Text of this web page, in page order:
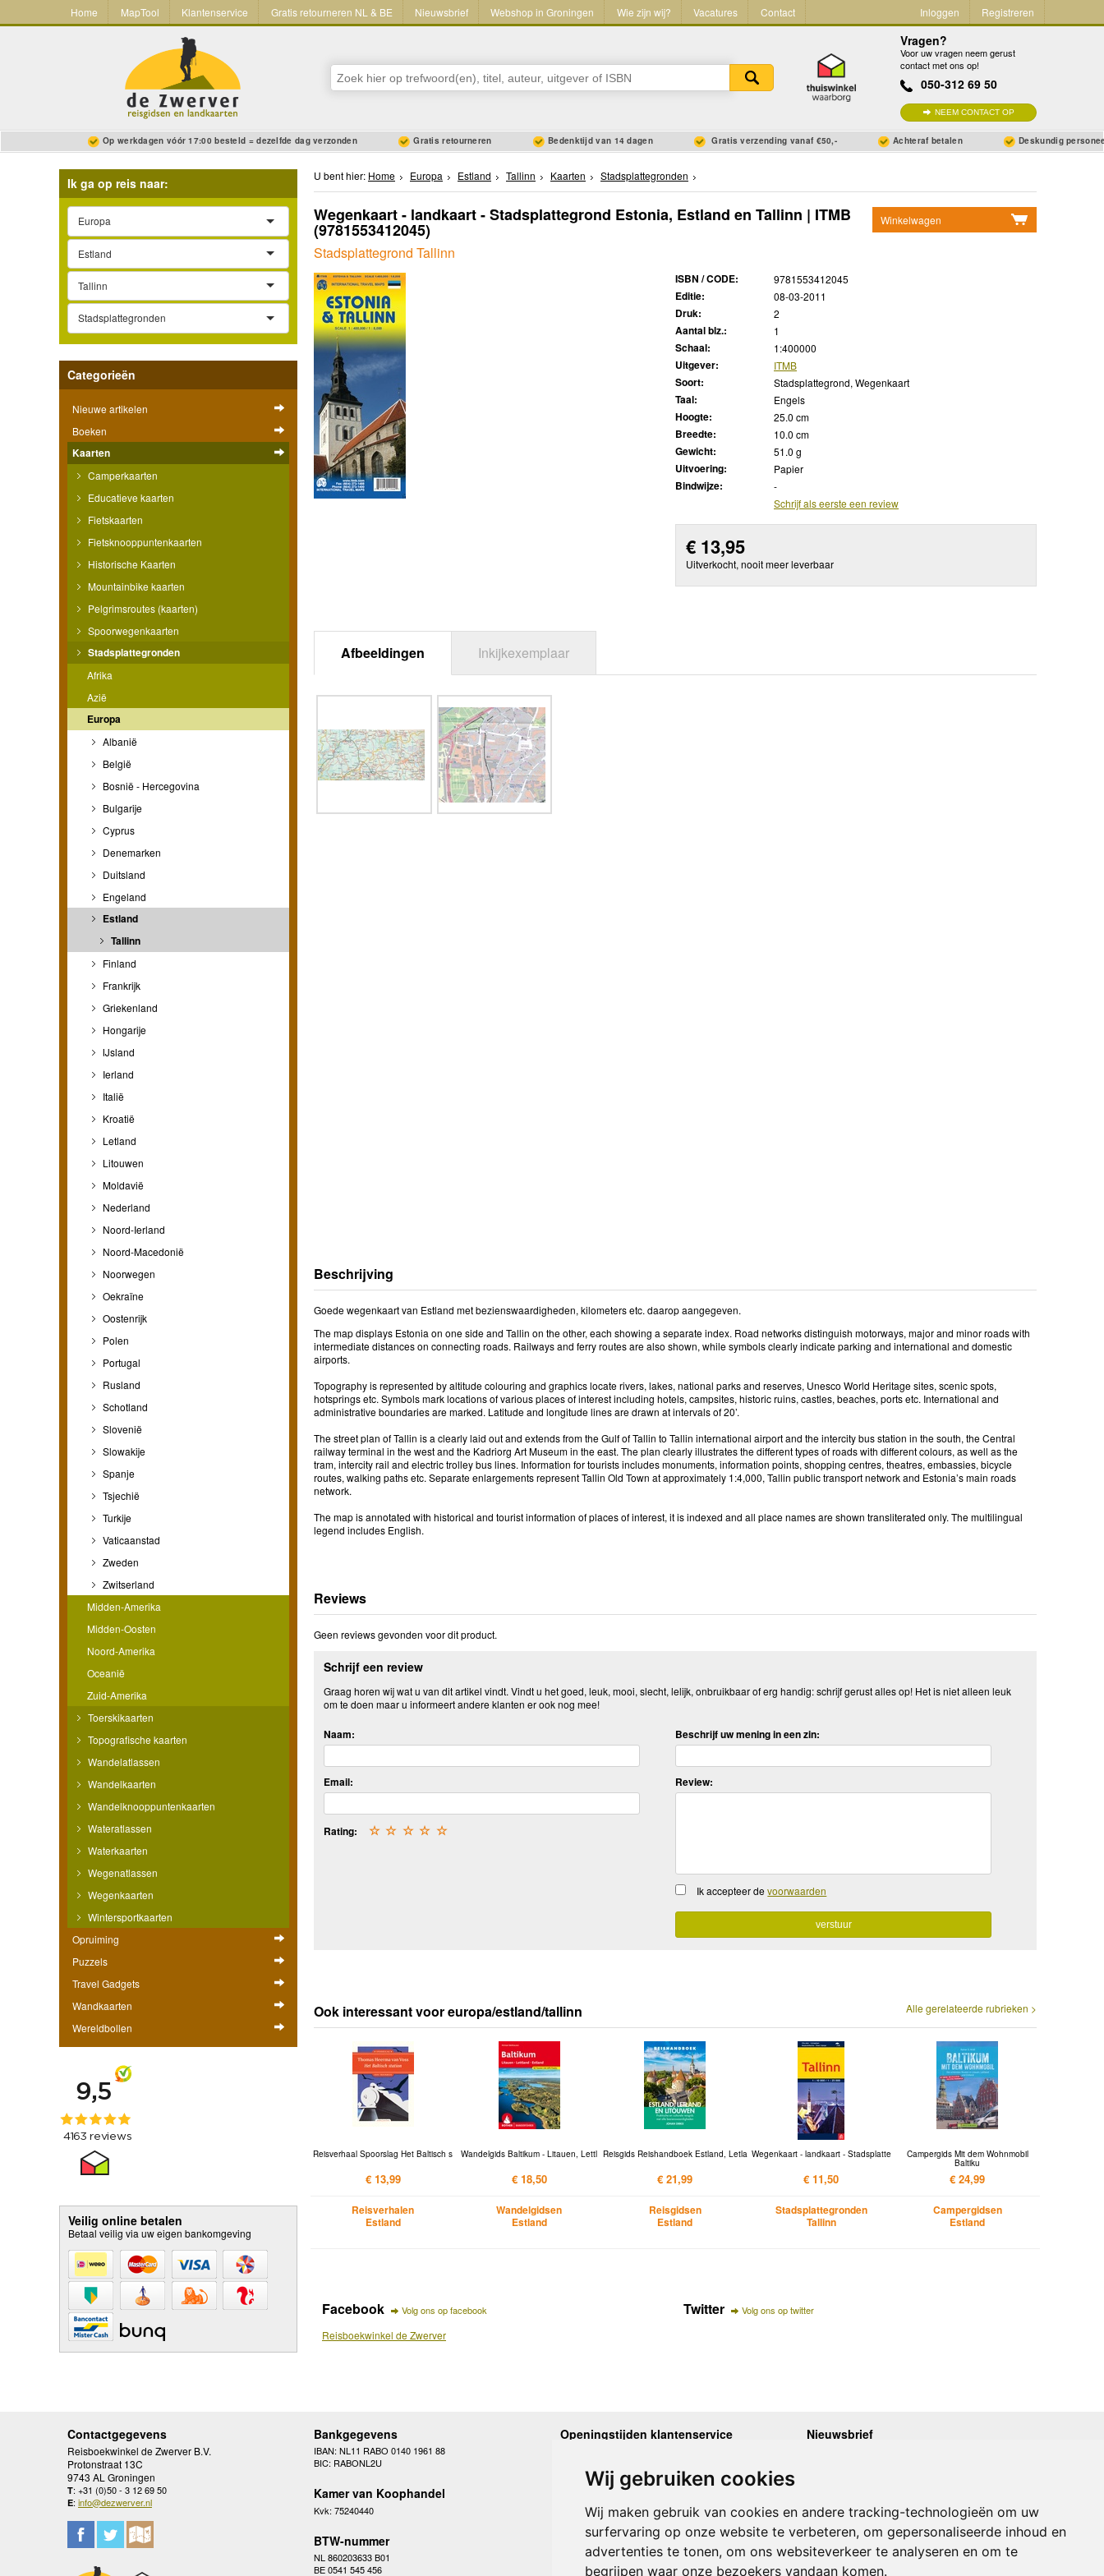
Wij gebruiken cookies
Wij maken gebruik van cookies en andere tracking-technologieën om uw
surfervaring op onze website te verbeteren, om gepersonaliseerde inhoud en
advertenties te tonen, om ons websiteverkeer te analyseren en om te
begrijpen waar onze bezoekers vandaan komen.
Home MapTool Klantenservice Gratis retourneren NL & BE Nieuwsbrief Webshop in Groningen Wie zijn wij? Vacatures Contact Inloggen Registreren
Vragen?
Voor uw vragen neem gerust
contact met ons op!
050-312 69 50
NEEM CONTACT OP
Op werkdagen vóór 17:00 besteld = dezelfde dag verzonden Gratis retourneren Bedenktijd van 14 dagen Gratis verzending vanaf €50,- Achteraf betalen Deskundig
Ik ga op reis naar:
Europa
Estland
Tallinn
Stadsplattegronden
Categorieën
Nieuwe artikelen
Boeken
Kaarten
Camperkaarten
Educatieve kaarten
Fietskaarten
Fietsknooppuntenkaarten
Historische Kaarten
Mountainbike kaarten
Pelgrimsroutes (kaarten)
Spoorwegenkaarten
Stadsplattegronden
Afrika
Azië
Europa
Albanië
België
Bosnië - Hercegovina
Bulgarije
Cyprus
Denemarken
Duitsland
Engeland
Estland
Tallinn
Finland
Frankrijk
Griekenland
Hongarije
IJsland
Ierland
Italië
Kroatië
Letland
Litouwen
Moldavië
Nederland
Noord-Ierland
Noord-Macedonië
Noorwegen
Oekraïne
Oostenrijk
Polen
Portugal
Rusland
Schotland
Slovenië
Slowakije
Spanje
Tsjechië
Turkije
Vaticaanstad
Zweden
Zwitserland
Midden-Amerika
Midden-Oosten
Noord-Amerika
Oceanië
Zuid-Amerika
Toerskikaarten
Topografische kaarten
Wandelatlassen
Wandelkaarten
Wandelknooppuntenkaarten
Wateratlassen
Waterkaarten
Wegenatlassen
Wegenkaarten
Wintersportkaarten
Opruiming
Puzzels
Travel Gadgets
Wandkaarten
Wereldbollen
Veilig online betalen
Betaal veilig via uw eigen bankomgeving
U bent hier: Home Europa Estland Tallinn Kaarten Stadsplattegronden
Winkelwagen
Wegenkaart - landkaart - Stadsplattegrond Estonia, Estland en Tallinn | ITMB
(9781553412045)
Stadsplattegrond Tallinn
ISBN / CODE: 9781553412045
Editie: 08-03-2011
Druk: 2
Aantal blz.: 1
Schaal: 1:400000
Uitgever: ITMB
Soort: Stadsplattegrond, Wegenkaart
Taal: Engels
Hoogte: 25.0 cm
Breedte: 10.0 cm
Gewicht: 51.0 g
Uitvoering: Papier
Bindwijze:
-
Schrijf als eerste een review
€ 13,95
Uitverkocht, nooit meer leverbaar
Afbeeldingen Inkijkexemplaar
Beschrijving
Goede wegenkaart van Estland met bezienswaardigheden, kilometers etc. daarop aangegeven.
The map displays Estonia on one side and Tallin on the other, each showing a separate index. Road networks distinguish motorways, major and minor roads with
intermediate distances on connecting roads. Railways and ferry routes are also shown, while symbols clearly indicate parking and international and domestic
airports.
Topography is represented by altitude colouring and graphics locate rivers, lakes, national parks and reserves, Unesco World Heritage sites, scenic spots,
hotsprings etc. Symbols mark locations of various places of interest including hotels, campsites, historic ruins, castles, beaches, ports etc. International and
administrative boundaries are marked. Latitude and longitude lines are drawn at intervals of 20’.
The street plan of Tallin is a clearly laid out and extends from the Gulf of Tallin to Tallin international airport and the intercity bus station in the south, the Central
railway terminal in the west and the Kadriorg Art Museum in the east. The plan clearly illustrates the different types of roads with different colours, as well as the
tram, intercity rail and electric trolley bus lines. Information for tourists includes monuments, information points, shopping centres, theatres, embassies, bicycle
routes, walking paths etc. Separate enlargements represent Tallin Old Town at approximately 1:4,000, Tallin public transport network and Estonia’s main roads
network.
The map is annotated with historical and tourist information of places of interest, it is indexed and all place names are shown transliterated only. The multilingual
legend includes English.
Reviews
Geen reviews gevonden voor dit product.
Schrijf een review
Graag horen wij wat u van dit artikel vindt. Vindt u het goed, leuk, mooi, slecht, lelijk, onbruikbaar of erg handig: schrijf gerust alles op! Het is niet alleen leuk
om te doen maar u informeert andere klanten er ook nog mee!
Naam:
Email:
Rating: ☆
☆
☆
☆
☆
Beschrijf uw mening in een zin:
Review:
Ik accepteer devoorwaarden
Alle gerelateerde rubrieken >
Ook interessant voor europa/estland/tallinn
Reisverhaal Spoorslag Het Baltisch s
€ 13,99
Reisverhalen
Estland
Wandelgids Baltikum - Litauen, Lettl
€ 18,50
Wandelgidsen
Estland
Reisgids Reishandboek Estland, Letla
€ 21,99
Reisgidsen
Estland
Wegenkaart - landkaart - Stadsplatte
€ 11,50
Stadsplattegronden
Tallinn
Campergids Mit dem Wohnmobil
Baltiku
€ 24,99
Campergidsen
Estland
Facebook Volg ons op facebook
Reisboekwinkel de Zwerver
Twitter Volg ons op twitter
Contactgegevens
Reisboekwinkel de Zwerver B.V.
Protonstraat 13C
9743 AL Groningen
T: +31 (0)50 - 3 12 69 50
E: info@dezwerver.nl
Bankgegevens
IBAN: NL11 RABO 0140 1961 88
BIC: RABONL2U
Kamer van Koophandel
Kvk: 75240440
BTW-nummer
NL 860203633 B01
BE 0541 545 456
Openingstijden klantenservice
Woensdag
10.00 - 12.30 en 13.30 - 17.00
Donderdag
Vrijdag
10.00 - 12.30 en 13.30 - 17.00
Zaterdag
gesloten
Zondag
gesloten
Nieuwsbrief
Onze laatste Nieuwsbrief
Inschrijven